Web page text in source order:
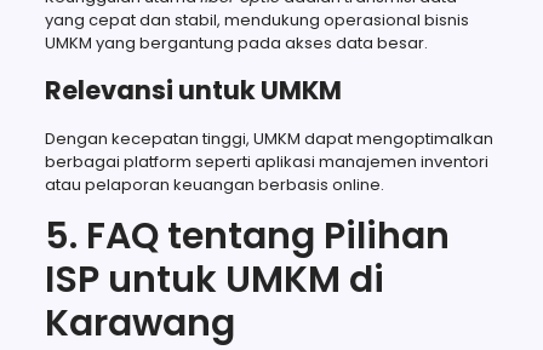
yang cepat dan stabil, mendukung operasional bisnis
UMKM yang bergantung pada akses data besar.
Relevansi untuk UMKM
Dengan kecepatan tinggi, UMKM dapat mengoptimalkan
berbagai platform seperti aplikasi manajemen inventori
atau pelaporan keuangan berbasis online.
5. FAQ tentang Pilihan
ISP untuk UMKM di
Karawang